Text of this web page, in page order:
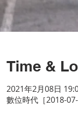
Time &
2021年2月08日
數位時代［2018-07-